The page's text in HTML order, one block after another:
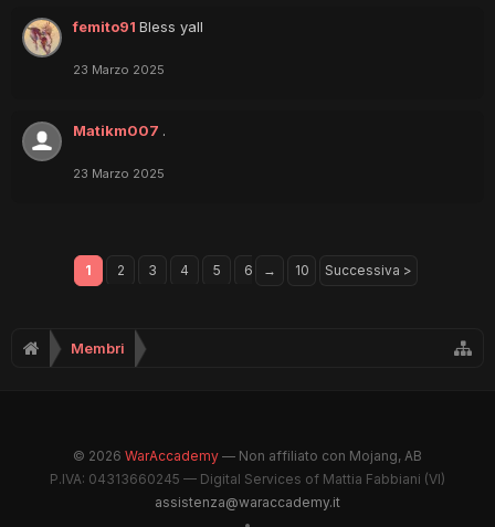
femito91 Bless yall
23 Marzo 2025
Matikm007 .
23 Marzo 2025
1 2 3 4 5 6 → 10 Successiva >
Membri
© 2026 WarAccademy — Non affiliato con Mojang, AB
P.IVA: 04313660245 — Digital Services of Mattia Fabbiani (VI)
assistenza@waraccademy.it